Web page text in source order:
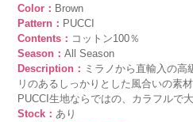
Color： Brown
Pattern： PUCCI
Contents： コットン100％
Season：All Season
Description： ミラノから直輸入の高
リのあるしっかりとした風合いの素
PUCCI生地ならではの、カラフルで
Stock：あり